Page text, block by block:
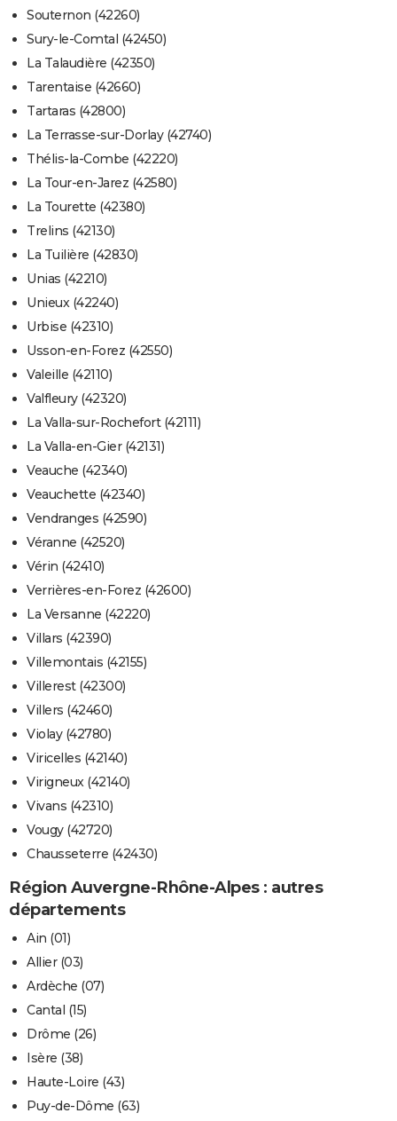
Souternon (42260)
Sury-le-Comtal (42450)
La Talaudière (42350)
Tarentaise (42660)
Tartaras (42800)
La Terrasse-sur-Dorlay (42740)
Thélis-la-Combe (42220)
La Tour-en-Jarez (42580)
La Tourette (42380)
Trelins (42130)
La Tuilière (42830)
Unias (42210)
Unieux (42240)
Urbise (42310)
Usson-en-Forez (42550)
Valeille (42110)
Valfleury (42320)
La Valla-sur-Rochefort (42111)
La Valla-en-Gier (42131)
Veauche (42340)
Veauchette (42340)
Vendranges (42590)
Véranne (42520)
Vérin (42410)
Verrières-en-Forez (42600)
La Versanne (42220)
Villars (42390)
Villemontais (42155)
Villerest (42300)
Villers (42460)
Violay (42780)
Viricelles (42140)
Virigneux (42140)
Vivans (42310)
Vougy (42720)
Chausseterre (42430)
Région Auvergne-Rhône-Alpes : autres
départements
Ain (01)
Allier (03)
Ardèche (07)
Cantal (15)
Drôme (26)
Isère (38)
Haute-Loire (43)
Puy-de-Dôme (63)